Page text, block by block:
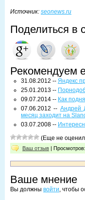
Источник: seonews.ru
Поделиться в
Рекомендуем
31.08.2012 -- Яндекс
25.01.2013 --
09.07.2014 -- Как
07.06.2012 -- Андрей
месяц заходит на
03.07.2008 --
(Еще не
Ваш отзыв |
Ваше мнение
Вы должны войти, чтобы